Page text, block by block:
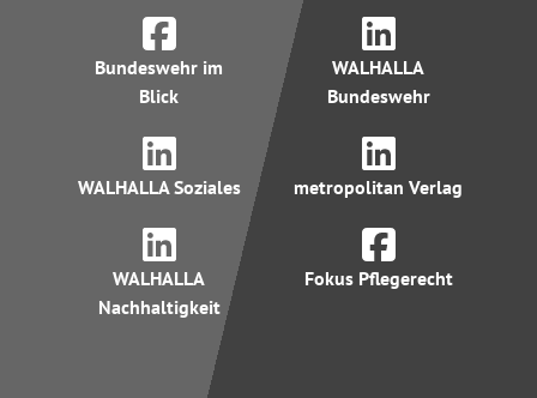
Bundeswehr im
Blick
WALHALLA
Bundeswehr
WALHALLA Soziales metropolitan Verlag
WALHALLA
Nachhaltigkeit
Fokus Pflegerecht